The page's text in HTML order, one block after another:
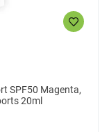
SPF50 Magenta,
20ml